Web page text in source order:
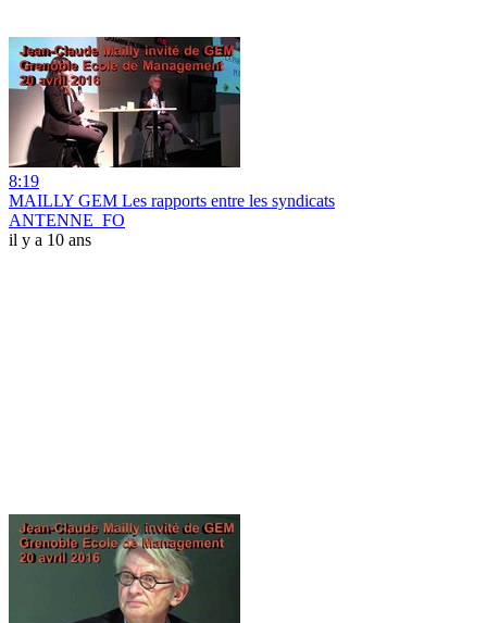
8:19
MAILLY GEM Les rapports entre les syndicats
ANTENNE_FO
il y a 10 ans